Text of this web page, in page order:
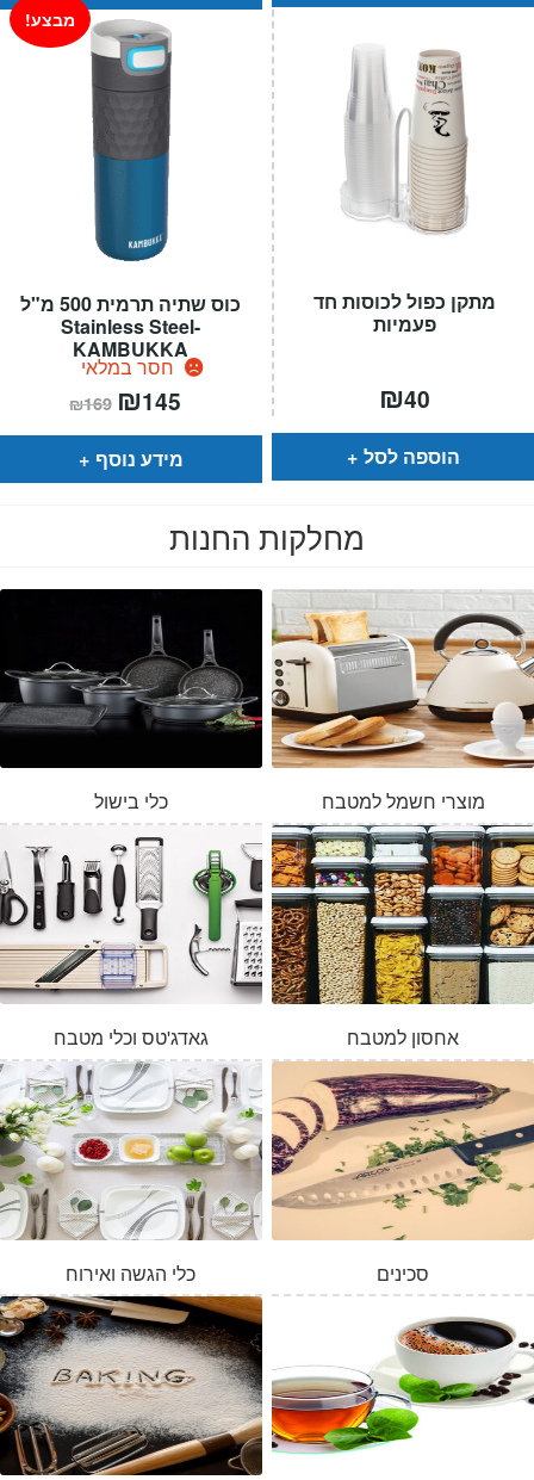
כוס שתיה תרמית 500 מ"ל
Stainless Steel-
KAMBUKKA
חסר במלאי
מבצע!
₪169 המחיר
המקורי
היה:
₪169.
₪145
הוא:
מידע נוסף
מתקן כפול לכוסות חד
פעמיות
₪40
הוספה לסל
מחלקות החנות
כלי בישול מוצרי חשמל למטבח
גאדג'טס וכלי מטבח אחסון למטבח
כלי הגשה ואירוח סכינים